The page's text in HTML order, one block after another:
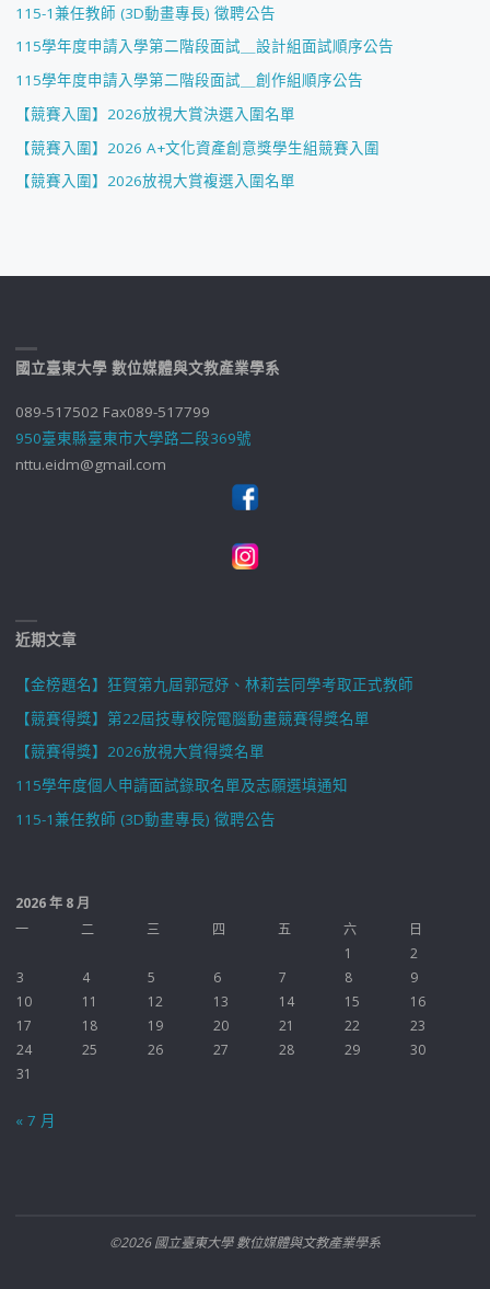
115-1兼任教師 (3D動畫專長) 徵聘公告
115學年度申請入學第二階段面試＿設計組面試順序公告
115學年度申請入學第二階段面試＿創作組順序公告
【競賽入圍】2026放視大賞決選入圍名單
【競賽入圍】2026 A+文化資產創意獎學生組競賽入圍
【競賽入圍】2026放視大賞複選入圍名單
國立臺東大學 數位媒體與文教產業學系
089-517502 Fax089-517799
950臺東縣臺東市大學路二段369號
nttu.eidm@gmail.com
近期文章
【金榜題名】狂賀第九屆郭冠妤、林莉芸同學考取正式教師
【競賽得獎】第22屆技專校院電腦動畫競賽得獎名單
【競賽得獎】2026放視大賞得獎名單
115學年度個人申請面試錄取名單及志願選填通知
115-1兼任教師 (3D動畫專長) 徵聘公告
2026 年 8 月
一
二 三 四 五 六
日
1
2
3
4 5 6 7 8
9
10
11 12 13 14 15
16
17
18 19 20 21 22
23
24
25 26 27 28 29
30
31
« 7 月
©2026 國立臺東大學 數位媒體與文教產業學系